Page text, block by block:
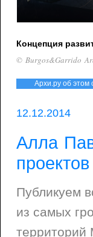
Концепция
© Burgos&Garrido
Архи.ру об этом
12.12.2014
Алла
Публикуем
из самых
территорий